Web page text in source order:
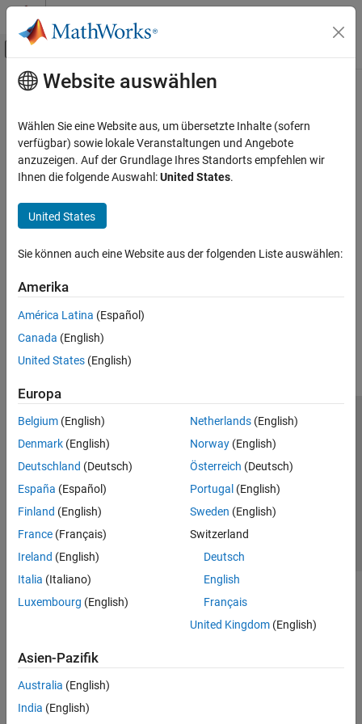
Weiter zum Inhalt
Umschaltung für Off-Canvas-
Startseite der Dokumentation
Hauptinhalt
How useful was this information?
Website auswählen
Wählen Sie eine Website aus, um übersetzte Inhalte (sofern
verfügbar) sowie lokale Veranstaltungen und Angebote
anzuzeigen. Auf der Grundlage Ihres Standorts empfehlen wir
Ihnen die folgende Auswahl:United States.
United States
Sie können auch eine Website aus der folgenden Liste auswählen:
Amerika
América Latina (Español)
Canada (English)
United States (English)
Europa
Belgium (English)
Denmark (English)
Deutschland (Deutsch)
España (Español)
Finland (English)
France (Français)
Ireland (English)
Italia (Italiano)
Luxembourg (English)
Netherlands(English)
Norway(English)
Österreich (Deutsch)
Portugal (English)
Sweden (English)
Switzerland
Deutsch
English
Français
United Kingdom(English)
Asien-Pazifik
Australia (English)
India (English)
Trust Center
Datenschutz-Richtlinien
Datendiebstahl verhindern
Status von Anwendungen
© 1994-2026 The MathWorks, Inc.
Website auswählen
Deutschland